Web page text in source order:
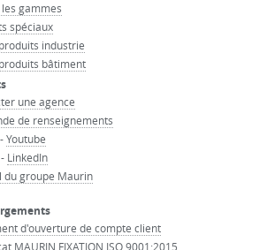
gammes
spéciaux
industrie
bâtiment
une agence
de renseignements
-Youtube
- LinkedIn
du groupe Maurin
d'ouverture de compte client
MAURIN FIXATION ISO 9001:2015